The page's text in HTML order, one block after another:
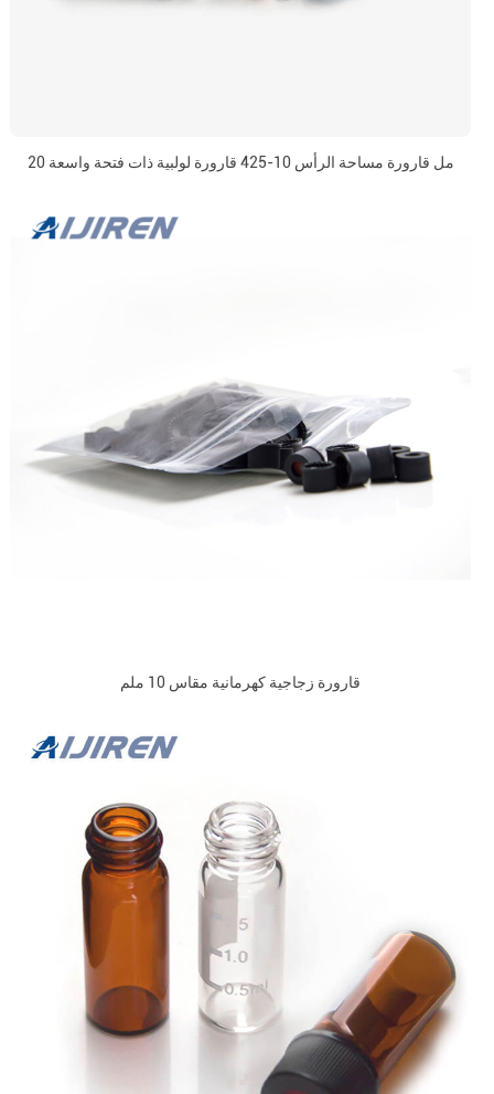
20 مل قارورة مساحة الرأس 10-425 قارورة لولبية ذات فتحة واسعة
قارورة زجاجية كهرمانية مقاس 10 ملم